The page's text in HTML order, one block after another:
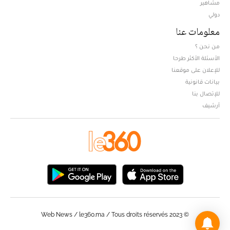
مشاهير
دولي
معلومات عنا
من نحن ؟
الأسئلة الأكثر طرحا
للإعلان على موقعنا
بيانات قانونية
للإتصال بنا
أرشيف
© Web News / le360.ma / Tous droits réservés 2023